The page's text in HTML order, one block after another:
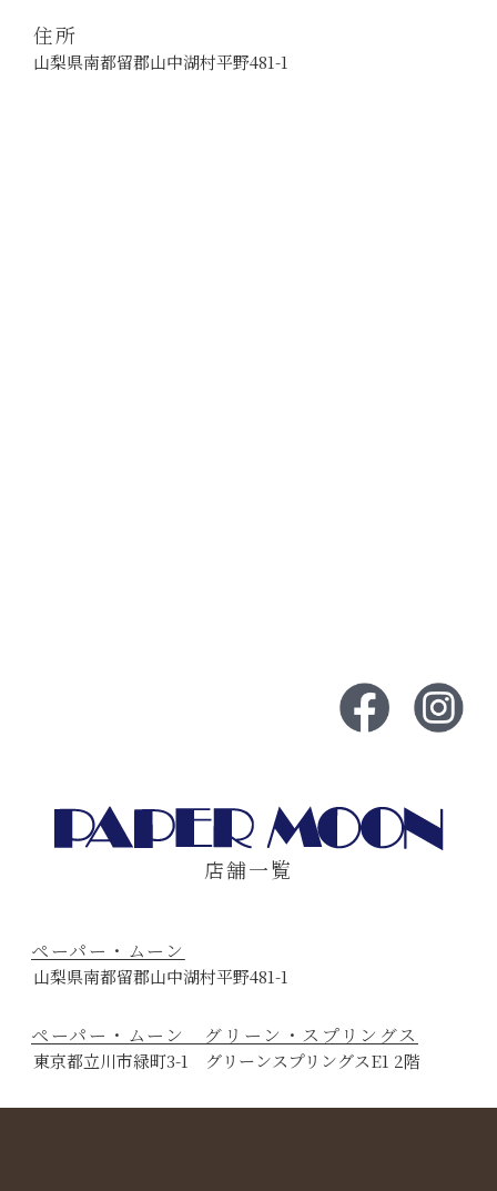
o
n
住所
山梨県南都留郡山中湖村平野481-1
店舗一覧
ペーパー・ムーン
山梨県南都留郡山中湖村平野481-1
ペーパー・ムーン グリーン・スプリングス
東京都立川市緑町3-1 グリーンスプリングスE1 2階